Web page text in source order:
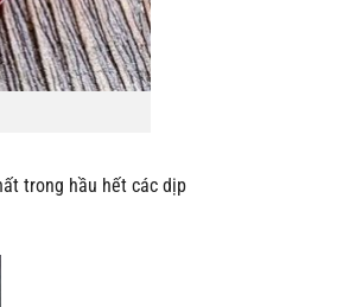
trong hầu hết các dịp